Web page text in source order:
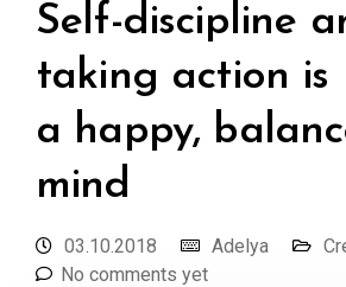
Self-discipline
taking action is
a happy,
mind
03.10.2018 Adelya
No comments yet